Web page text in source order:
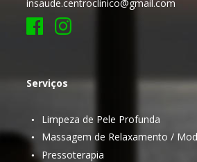
insaude.centroclinico@gmail.com
Serviços
• Limpeza de Pele Profunda
• Massagem de Relaxamento /
• Pressoterapia